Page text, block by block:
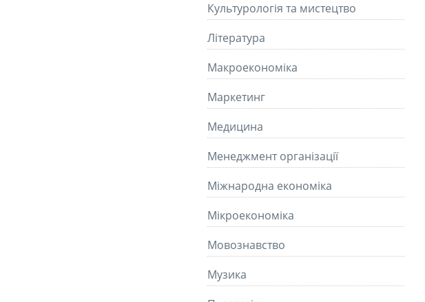
Культурологія та мистецтво
Літературa
Макроекономіка
Маркетинг
Медицина
Менеджмент організації
Міжнародна економіка
Мікроекономіка
Мовознавство
Музика